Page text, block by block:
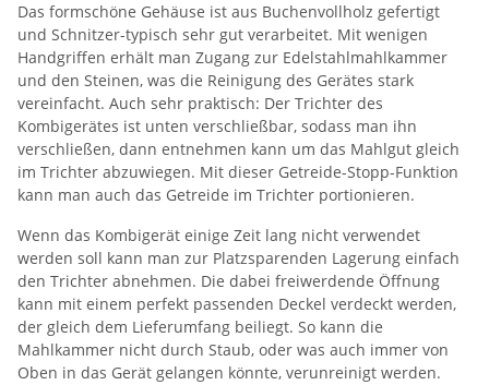
Das formschöne Gehäuse ist aus Buchenvollholz gefertigt
und Schnitzer-typisch sehr gut verarbeitet. Mit wenigen
Handgriffen erhält man Zugang zur Edelstahlmahlkammer
und den Steinen, was die Reinigung des Gerätes stark
vereinfacht. Auch sehr praktisch: Der Trichter des
Kombigerätes ist unten verschließbar, sodass man ihn
verschließen, dann entnehmen kann um das Mahlgut gleich
im Trichter abzuwiegen. Mit dieser Getreide-Stopp-Funktion
kann man auch das Getreide im Trichter portionieren.
Wenn das Kombigerät einige Zeit lang nicht verwendet
werden soll kann man zur Platzsparenden Lagerung einfach
den Trichter abnehmen. Die dabei freiwerdende Öffnung
kann mit einem perfekt passenden Deckel verdeckt werden,
der gleich dem Lieferumfang beiliegt. So kann die
Mahlkammer nicht durch Staub, oder was auch immer von
Oben in das Gerät gelangen könnte, verunreinigt werden.